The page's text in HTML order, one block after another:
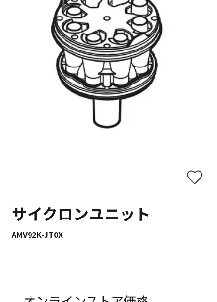
サイクロンユニット
AMV92K-JT0X